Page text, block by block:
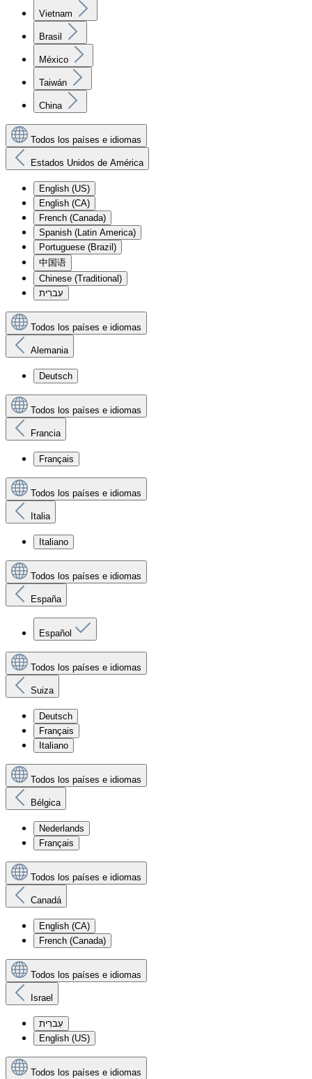
Vietnam
Brasil
México
Taiwán
China
Todos los países e idiomas
Estados Unidos de América
English (US)
English (CA)
French (Canada)
Spanish (Latin America)
Portuguese (Brazil)
中国语
Chinese (Traditional)
עִברִית
Todos los países e idiomas
Alemania
Deutsch
Todos los países e idiomas
Francia
Français
Todos los países e idiomas
Italia
Italiano
Todos los países e idiomas
España
Español
Todos los países e idiomas
Suiza
Deutsch
Français
Italiano
Todos los países e idiomas
Bélgica
Nederlands
Français
Todos los países e idiomas
Canadá
English (CA)
French (Canada)
Todos los países e idiomas
Israel
עִברִית
English (US)
Todos los países e idiomas